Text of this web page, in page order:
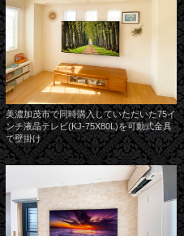
美濃加茂市で同時購入していただいた75イ
ンチ液晶テレビ(KJ-75X80L)を可動式金具
で壁掛け